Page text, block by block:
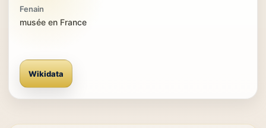
Fenain
musée en France
Wikidata